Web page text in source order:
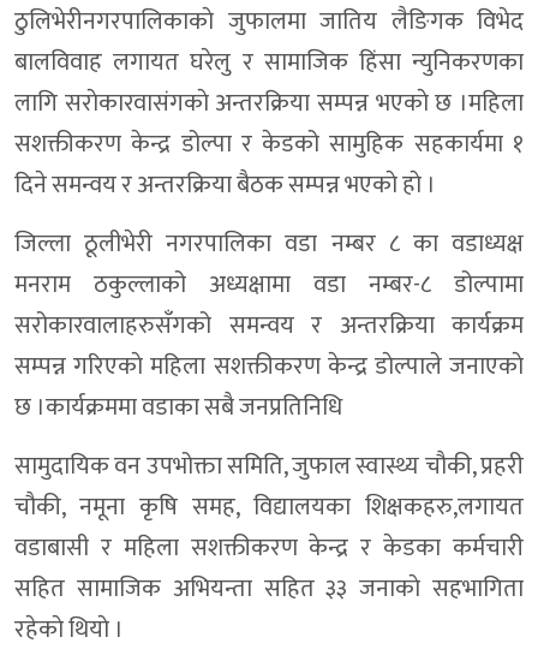
ठुलिभेरीनगरपालिकाकाे जुफालमा जातिय लैङिगक विभेद
बालविवाह लगायत घरेलु र सामाजिक हिंसा न्युनिकरणका
लागि सराेकारवासंगकाे अन्तरक्रिया सम्पन्न भएकाे छ ।महिला
सशक्तीकरण केन्द्र डोल्पा र केडको सामुहिक सहकार्यमा १
दिने समन्वय र अन्तरक्रिया बैठक सम्पन्न भएकाे हाे ।
जिल्ला ठूलीभेरी नगरपालिका वडा नम्बर ८ का वडाध्यक्ष
मनराम ठकुल्लाको अध्यक्षामा वडा नम्बर-८ डोल्पामा
सरोकारवालाहरुसँगको समन्वय र अन्तरक्रिया कार्यक्रम
सम्पन्न गरिएकाे महिला सशक्तीकरण केन्द्र डाेल्पाले जनाएकाे
छ ।कार्यक्रममा वडाका सबै जनप्रतिनिधि
सामुदायिक वन उपभोक्ता समिति, जुफाल स्वास्थ्य चौकी, प्रहरी
चौकी, नमूना कृषि समह, विद्यालयका शिक्षकहरु,लगायत
वडाबासी र महिला सशक्तीकरण केन्द्र र केडका कर्मचारी
सहित सामाजिक अभियन्ता सहित ३३ जनाकाे सहभागिता
रहेकाे थियाे ।